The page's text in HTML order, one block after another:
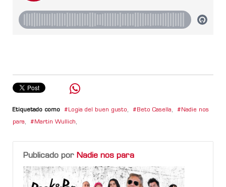
Etiquetado como Logia del buen gusto, Beto Casella, Nadie nos
para, Martin Wullich,
Publicado por Nadie nos para